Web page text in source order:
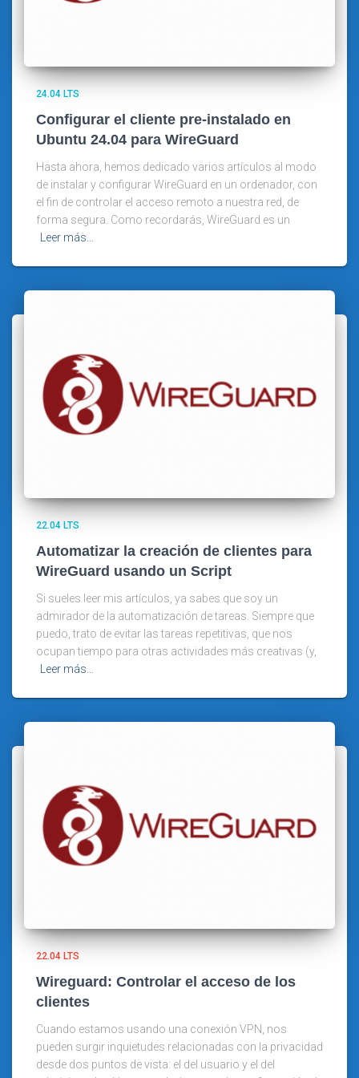
24.04 LTS
Configurar el cliente pre-instalado en
Ubuntu 24.04 para WireGuard
Hasta ahora, hemos dedicado varios artículos al modo
de instalar y configurar WireGuard en un ordenador, con
el fin de controlar el acceso remoto a nuestra red, de
forma segura. Como recordarás, WireGuard es un
Leer más…
22.04 LTS
Automatizar la creación de clientes para
WireGuard usando un Script
Si sueles leer mis artículos, ya sabes que soy un
admirador de la automatización de tareas. Siempre que
puedo, trato de evitar las tareas repetitivas, que nos
ocupan tiempo para otras actividades más creativas (y,
Leer más…
22.04 LTS
Wireguard: Controlar el acceso de los
clientes
Cuando estamos usando una conexión VPN, nos
pueden surgir inquietudes relacionadas con la privacidad
desde dos puntos de vista: el del usuario y el del